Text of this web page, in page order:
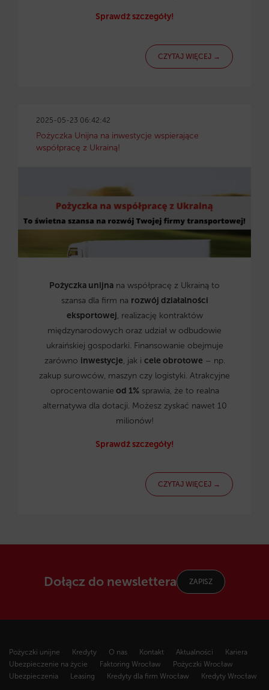
Sprawdź szczegóły!
CZYTAJ WIĘCEJ →
2025-05-23 06:42:42
Pożyczka Unijna na inwestycje wspierające
współpracę z Ukrainą!
Pożyczka unijna na współpracę z Ukrainą to
szansa dla firm na rozwój działalności
eksportowej, realizację kontraktów
międzynarodowych oraz udział w odbudowie
ukraińskiej gospodarki. Finansowanie obejmuje
zarówno inwestycje, jak i cele obrotowe – np.
zakup surowców, maszyn czy logistyki. Atrakcyjne
oprocentowanie od 1%sprawia, że to realna
alternatywa dla dotacji. Możesz zyskać nawet 10
milionów!
Sprawdź szczegóły!
CZYTAJ WIĘCEJ →
Dołącz do newslettera ZAPISZ
Pożyczki unijne Kredyty O nas Kontakt Aktualności
Kariera
Ubezpieczenie na życie
Faktoring Wrocław
Pożyczki Wrocław
Ubezpieczenia
Leasing Kredyty dla firm Wrocław Kredyty Wrocław